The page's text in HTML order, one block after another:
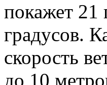
покажет 21
градусов.
скорость
до 10